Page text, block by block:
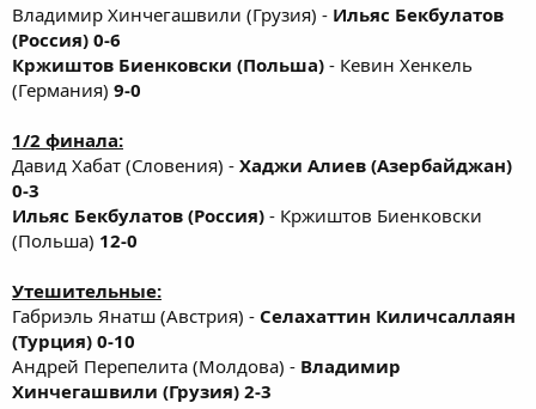
Владимир Хинчегашвили (Грузия) - Ильяс Бекбулатов
(Россия) 0-6
Кржиштов Биенковски (Польша) - Кевин Хенкель
(Германия) 9-0
1/2 финала:
Давид Хабат (Словения) - Хаджи Алиев (Азербайджан)
0-3
Ильяс Бекбулатов (Россия) - Кржиштов Биенковски
(Польша) 12-0
Утешительные:
Габриэль Янатш (Австрия) - Селахаттин Киличсаллаян
(Турция) 0-10
Андрей Перепелита (Молдова) - Владимир
Хинчегашвили (Грузия) 2-3